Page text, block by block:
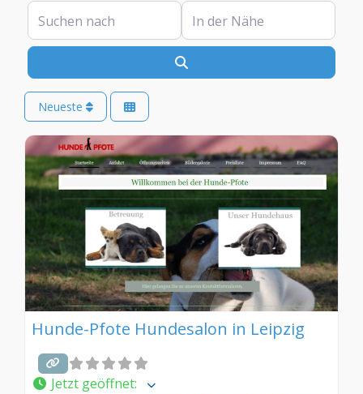
Suchen nach In der Nähe
Neueste
Hunde-Pfote Hundesalon in Leipzig
Jetzt geöffnet: